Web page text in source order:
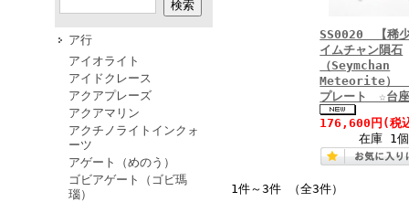
ア行
アイオライト
アイドクレース
アクアプレーズ
アクアマリン
アクチノライトインクォ
ーツ
アゲート（めのう）
ゴビアゲート（ゴビ瑪
瑙）
SS0020 【稀
イムチャン隕石
（Seymchan
Meteorite
プレート ☆台
176,600円 (税
在庫 1個
1件～3件 （全3件）